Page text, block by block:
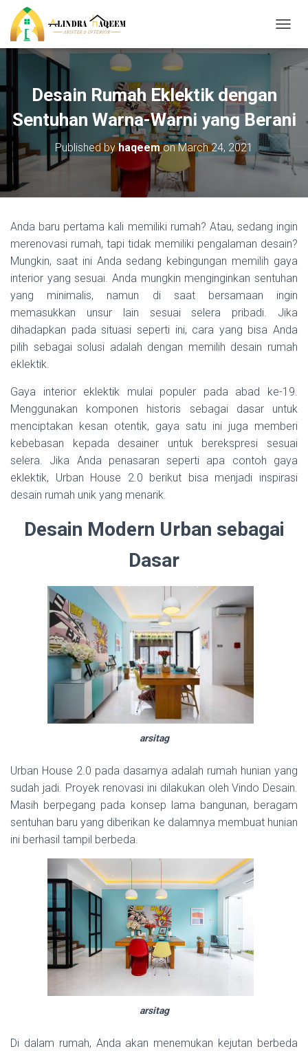
O
G
A
V
I
G
N
Desain Rumah Eklektik dengan
Sentuhan Warna-Warni yang Berani
Published byhaqeemonMarch 24, 2021
Anda baru pertama kali memiliki rumah? Atau, sedang ingin
merenovasi rumah, tapi tidak memiliki pengalaman desain?
Mungkin, saat ini Anda sedang kebingungan memilih gaya
interior yang sesuai. Anda mungkin menginginkan sentuhan
yang minimalis, namun di saat bersamaan ingin
memasukkan unsur lain sesuai selera pribadi. Jika
dihadapkan pada situasi seperti ini, cara yang bisa Anda
pilih sebagai solusi adalah dengan memilih desain rumah
eklektik.
Gaya interior eklektik mulai populer pada abad ke-19.
Menggunakan komponen historis sebagai dasar untuk
menciptakan kesan otentik, gaya satu ini juga memberi
kebebasan kepada desainer untuk berekspresi sesuai
selera. Jika Anda penasaran seperti apa contoh gaya
eklektik, Urban House 2.0 berikut bisa menjadi inspirasi
desain rumah unik yang menarik.
Desain Modern Urban sebagai
Dasar
arsitag
Urban House 2.0 pada dasarnya adalah rumah hunian yang
sudah jadi. Proyek renovasi ini dilakukan oleh Vindo Desain.
Masih berpegang pada konsep lama bangunan, beragam
sentuhan baru yang diberikan ke dalamnya membuat hunian
ini berhasil tampil berbeda.
arsitag
Di dalam rumah, Anda akan menemukan kejutan berbeda